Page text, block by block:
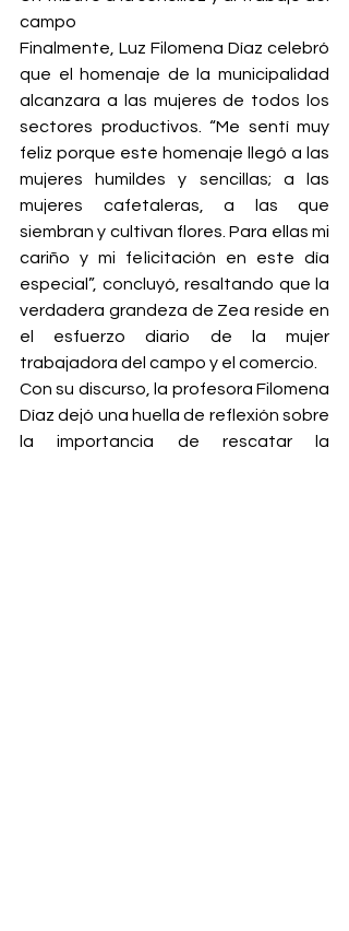
campo
Finalmente, Luz Filomena Díaz celebró
que el homenaje de la municipalidad
alcanzara a las mujeres de todos los
sectores productivos. “Me sentí muy
feliz porque este homenaje llegó a las
mujeres humildes y sencillas; a las
mujeres cafetaleras, a las que
siembran y cultivan flores. Para ellas mi
cariño y mi felicitación en este día
especial”, concluyó, resaltando que la
verdadera grandeza de Zea reside en
el esfuerzo diario de la mujer
trabajadora del campo y el comercio.
Con su discurso, la profesora Filomena
Díaz dejó una huella de reflexión sobre
la importancia de rescatar la